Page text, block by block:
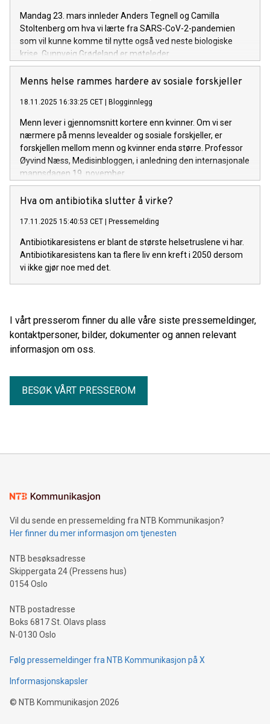
Mandag 23. mars innleder Anders Tegnell og Camilla
Stoltenberg om hva vi lærte fra SARS-CoV-2-pandemien
som vil kunne komme til nytte også ved neste biologiske
krise. Gunnveig Grødeland er møteleder.
Menns helse rammes hardere av sosiale forskjeller
18.11.2025 16:33:25 CET | Blogginnlegg
Menn lever i gjennomsnitt kortere enn kvinner. Om vi ser
nærmere på menns levealder og sosiale forskjeller, er
forskjellen mellom menn og kvinner enda større. Professor
Øyvind Næss, Medisinbloggen, i anledning den internasjonale
mannsdagen 19. november.
Hva om antibiotika slutter å virke?
17.11.2025 15:40:53 CET | Pressemelding
Antibiotikaresistens er blant de største helsetruslene vi har.
Antibiotikaresistens kan ta flere liv enn kreft i 2050 dersom
vi ikke gjør noe med det.
I vårt presserom finner du alle våre siste pressemeldinger,
kontaktpersoner, bilder, dokumenter og annen relevant
informasjon om oss.
BESØK VÅRT PRESSEROM
Vil du sende en pressemelding fra NTB Kommunikasjon?
Her finner du mer informasjon om tjenesten
NTB besøksadresse
Skippergata 24 (Pressens hus)
0154 Oslo
NTB postadresse
Boks 6817 St. Olavs plass
N-0130 Oslo
Følg pressemeldinger fra NTB Kommunikasjon på X
Informasjonskapsler
© NTB Kommunikasjon 2026